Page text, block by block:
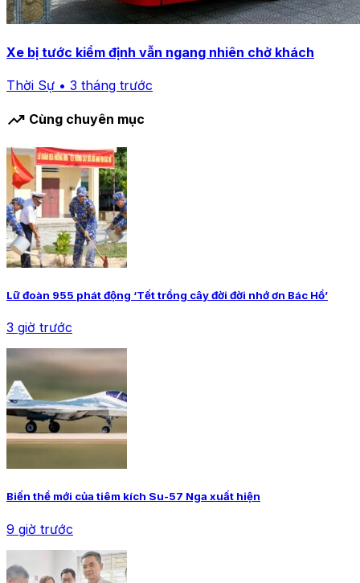
Xe bị tước kiểm định vẫn ngang nhiên chở khách
Thời Sự • 3 tháng trước
trending_up Cùng chuyên mục
Lữ đoàn 955 phát động ‘Tết trồng cây đời đời nhớ ơn Bác Hồ’
3 giờ trước
Biến thể mới của tiêm kích Su-57 Nga xuất hiện
9 giờ trước